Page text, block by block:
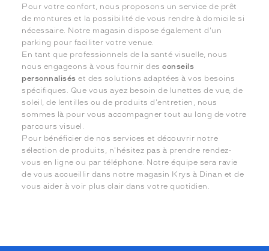
Pour votre confort, nous proposons un service de prêt
de montures et la possibilité de vous rendre à domicile si
nécessaire. Notre magasin dispose également d'un
parking pour faciliter votre venue.
En tant que professionnels de la santé visuelle, nous
nous engageons à vous fournir desconseils
personnalisés et des solutions adaptées à vos besoins
spécifiques. Que vous ayez besoin de lunettes de vue, de
soleil, de lentilles ou de produits d'entretien, nous
sommes là pour vous accompagner tout au long de votre
parcours visuel.
Pour bénéficier de nos services et découvrir notre
sélection de produits, n'hésitez pas à prendre rendez-
vous en ligne ou par téléphone. Notre équipe sera ravie
de vous accueillir dans notre magasin Krys à Dinan et de
vous aider à voir plus clair dans votre quotidien.